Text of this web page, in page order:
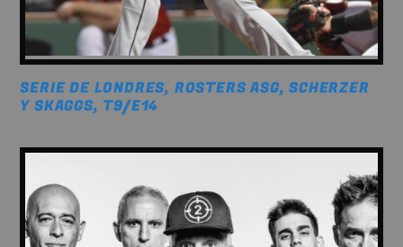
3 HAPPY GIRL
John Palmer
4 NEON
N.O.R.M.A.
IN THE STREET
SEE ALL
SERIE DE LONDRES, ROSTERS ASG, SCHERZER
Y SKAGGS, T9/E14